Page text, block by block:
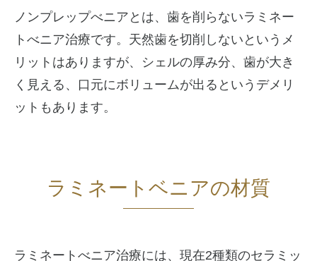
ノンプレップべニアとは、歯を削らないラミネー
トべニア治療です。天然歯を切削しないというメ
リットはありますが、シェルの厚み分、歯が大き
く見える、口元にボリュームが出るというデメリ
ットもあります。
ラミネートベニアの材質
ラミネートべニア治療には、現在2種類のセラミッ